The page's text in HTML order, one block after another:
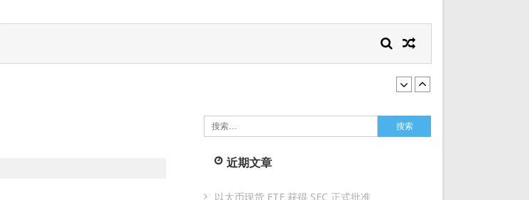
搜
索：
近期文章
以太币现货 ETF 获得 SEC 正式批准